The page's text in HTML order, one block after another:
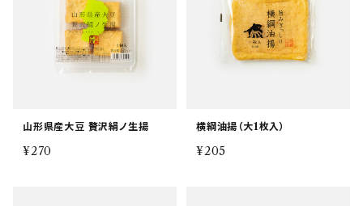
山形県産大豆 贅沢絹ノ生揚
¥270
横綱油揚（大1枚入）
¥205